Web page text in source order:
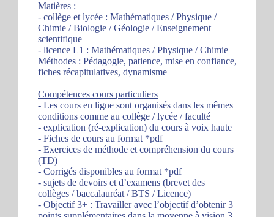
Matières :
- collège et lycée : Mathématiques / Physique /
Chimie / Biologie / Géologie / Enseignement
scientifique
- licence L1 : Mathématiques / Physique / Chimie
Méthodes : Pédagogie, patience, mise en confiance,
fiches récapitulatives, dynamisme
Compétences cours particuliers
- Les cours en ligne sont organisés dans les mêmes
conditions comme au collège / lycée / faculté
- explication (ré-explication) du cours à voix haute
- Fiches de cours au format *pdf
- Exercices de méthode et compréhension du cours
(TD)
- Corrigés disponibles au format *pdf
- sujets de devoirs et d’examens (brevet des
collèges / baccalauréat / BTS / Licence)
- Objectif 3+ : Travailler avec l’objectif d’obtenir 3